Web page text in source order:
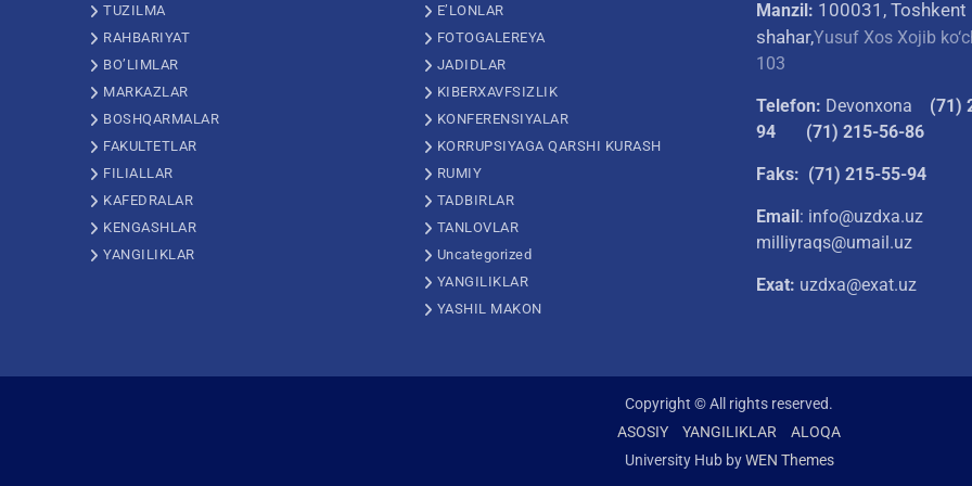
TUZILMA
RAHBARIYAT
BO’LIMLAR
MARKAZLAR
BOSHQARMALAR
FAKULTETLAR
FILIALLAR
KAFEDRALAR
KENGASHLAR
YANGILIKLAR
E’LONLAR
FOTOGALEREYA
JADIDLAR
KIBERXAVFSIZLIK
KONFERENSIYALAR
KORRUPSIYAGA QARSHI KURASH
RUMIY
TADBIRLAR
TANLOVLAR
Uncategorized
YANGILIKLAR
YASHIL MAKON
Manzil: 100031, Toshkent
shahar,Yusuf Xos Xojib
103
Telefon: Devonxona (71)
94
(71) 215-56-86
Faks: (71) 215-55-94
Email: info@uzdxa.uz
milliyraqs@umail.uz
Exat: uzdxa@exat.uz
Copyright © All rights reserved.
ASOSIY
YANGILIKLAR
ALOQA
University Hub byWEN Themes